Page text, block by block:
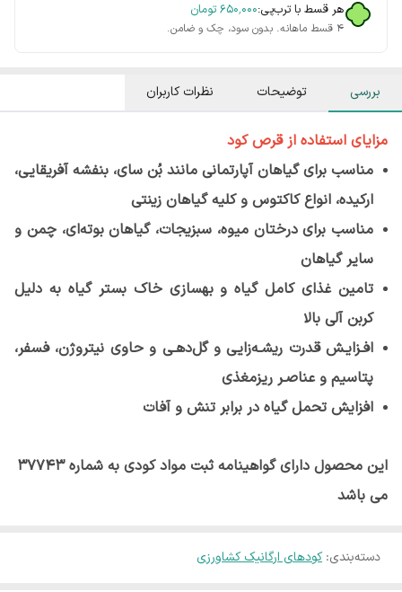
هر قسط با ترب‌پی:۶۵۰٬۰۰۰ تومان
۴ قسط ماهانه. بدون سود، چک و ضامن.
بررسی توضیحات نظرات کاربران
مزایای استفاده از قرص کود
مناسب برای گیاهان آپارتمانی مانند بُن سای، بنفشه آفریقایی،
ارکیده، انواع کاکتوس و کلیه گیاهان زینتی
مناسب برای درختان میوه، سبزیجات، گیاهان بوته‌ای، چمن و
سایر گیاهان
تامین غذای کامل گیاه و بهسازی خاک بستر گیاه به دلیل
کربن آلی بالا
افـزایـش قدرت ریشـه‌زایی و گل‌دهـی و حاوی نیتروژن، فسفر،
پتاسیم و عناصـر ریزمغذی
افزایش تحمل گیاه در برابر تنش و آفات
این محصول دارای گواهینامه ثبت مواد کودی به شماره 37743
می باشد
دسته‌بندی:کودهای ارگانیک کشاورزی